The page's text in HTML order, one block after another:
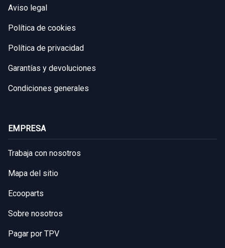
Aviso legal
Política de cookies
Política de privacidad
Garantías y devoluciones
Condiciones generales
EMPRESA
Trabaja con nosotros
Mapa del sitio
Ecooparts
Sobre nosotros
Pagar por TPV